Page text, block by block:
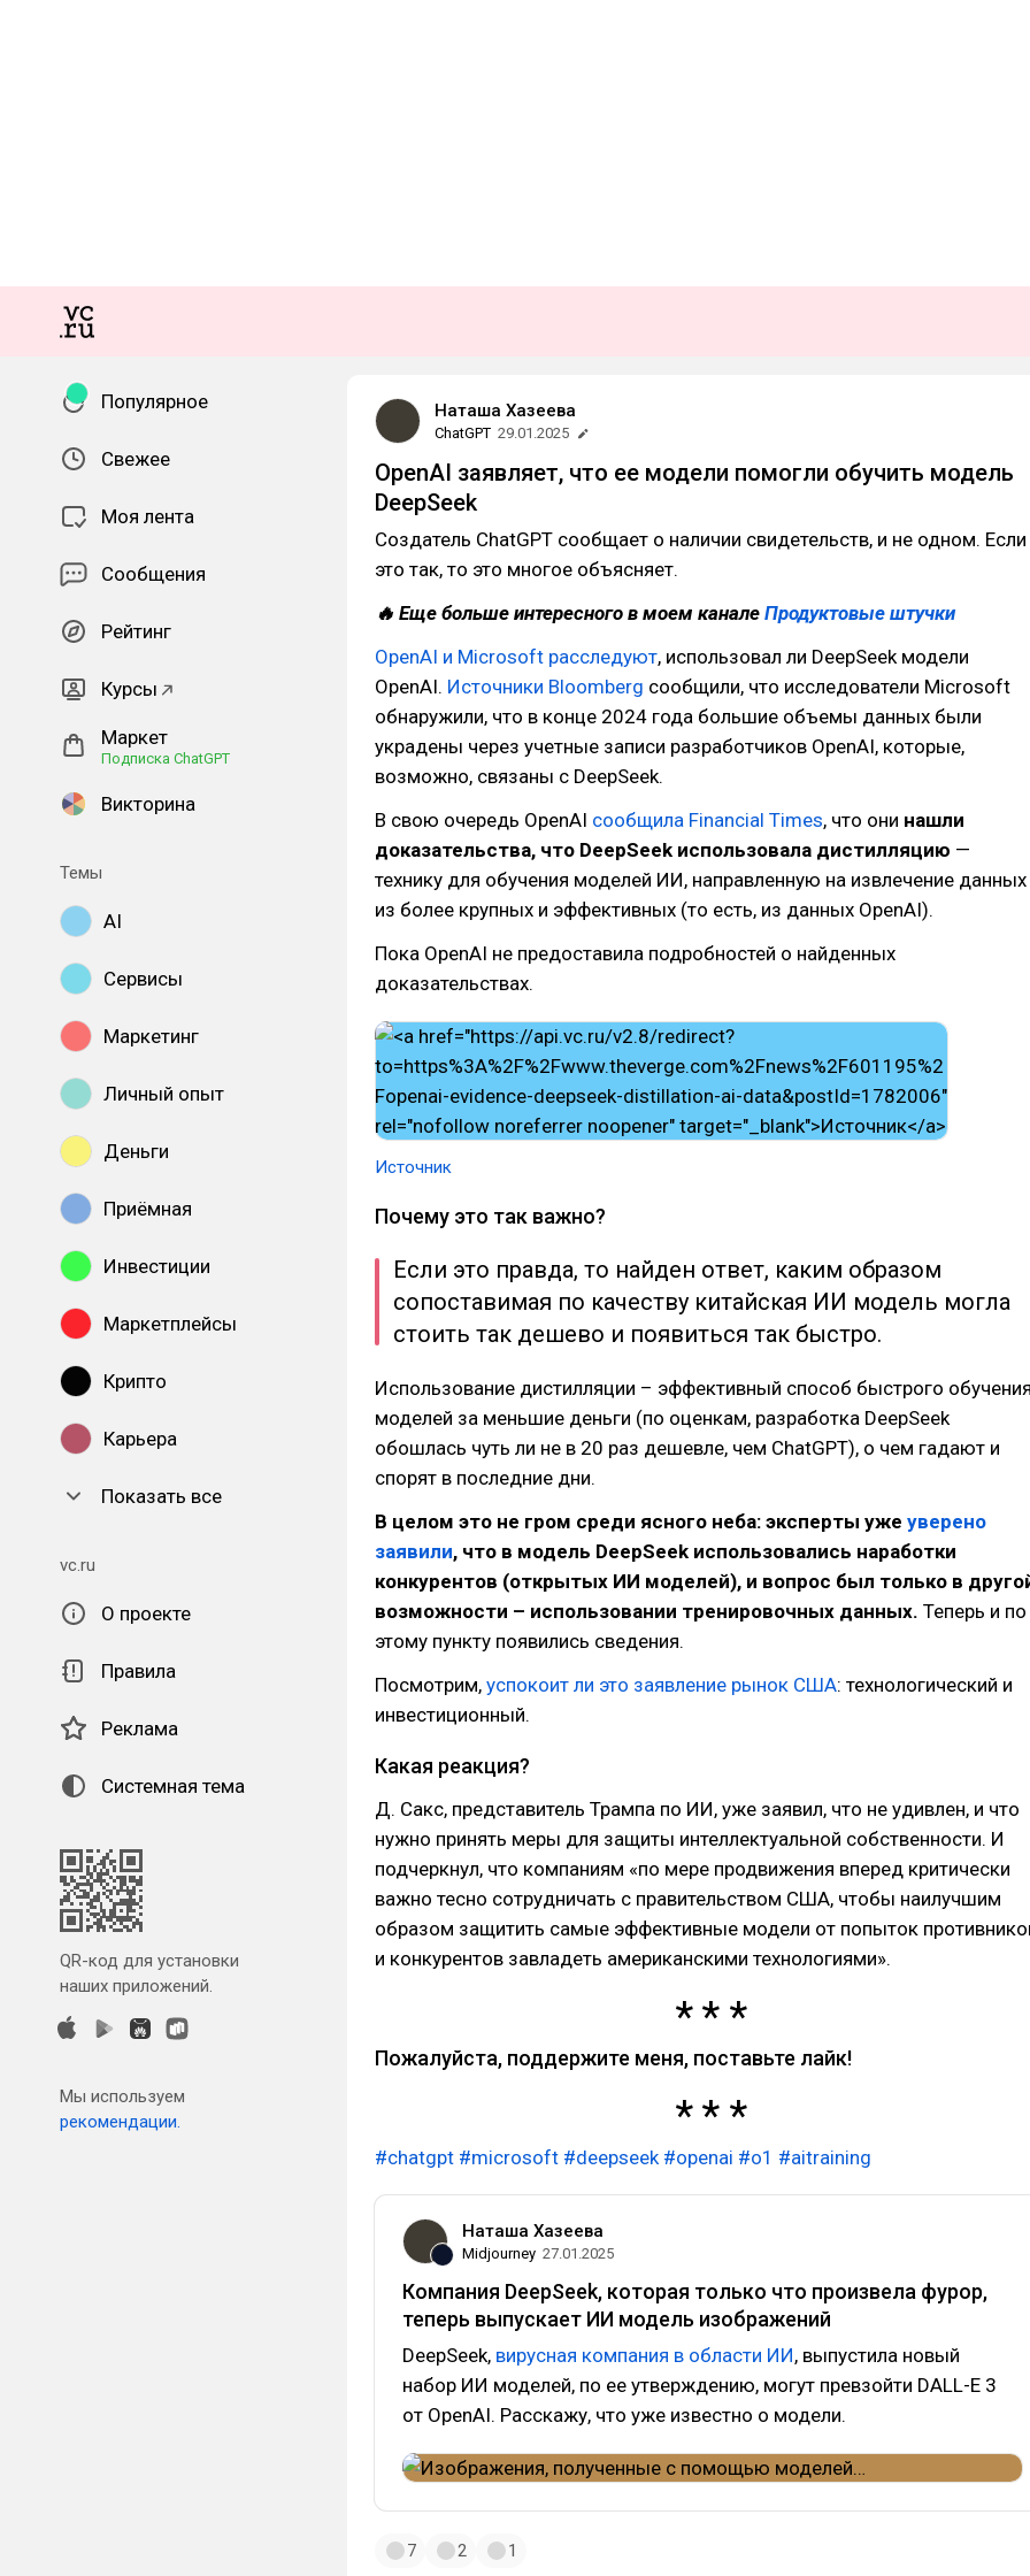
Популярное
Свежее
Моя лента
Сообщения
Рейтинг
Курсы
Маркет
Подписка ChatGPT
Викторина
Темы
AI
Сервисы
Маркетинг
Личный опыт
Деньги
Приёмная
Инвестиции
Маркетплейсы
Крипто
Карьера
Показать все
vc.ru
О проекте
Правила
Реклама
Системная тема
QR-код для установки
наших приложений.
Мы используем
рекомендации.
Наташа Хазеева
ChatGPT 29.01.2025
OpenAI заявляет, что ее модели помогли обучить модель
DeepSeek
Создатель ChatGPT сообщает о наличии свидетельств, и не одном. Если
это так, то это многое объясняет.
🔥 Еще больше интересного в моем канале Продуктовые штучки
OpenAI и Microsoft расследуют, использовал ли DeepSeek модели
OpenAI. Источники Bloomberg сообщили, что исследователи Microsoft
обнаружили, что в конце 2024 года большие объемы данных были
украдены через учетные записи разработчиков OpenAI, которые,
возможно, связаны с DeepSeek.
В свою очередь OpenAI сообщила Financial Times, что они нашли
доказательства, что DeepSeek использовала дистилляцию —
технику для обучения моделей ИИ, направленную на извлечение данных
из более крупных и эффективных (то есть, из данных OpenAI).
Пока OpenAI не предоставила подробностей о найденных
доказательствах.
Источник
Почему это так важно?
Если это правда, то найден ответ, каким образом
сопоставимая по качеству китайская ИИ модель могла
стоить так дешево и появиться так быстро.
Использование дистилляции – эффективный способ быстрого
моделей за меньшие деньги (по оценкам, разработка DeepSeek
обошлась чуть ли не в 20 раз дешевле, чем ChatGPT), о чем гадают и
спорят в последние дни.
В целом это не гром среди ясного неба: эксперты уже уверено
заявили, что в модель DeepSeek использовались наработки
конкурентов (открытых ИИ моделей), и вопрос был только в
возможности – использовании тренировочных данных. Теперь и по
этому пункту появились сведения.
Посмотрим, успокоит ли это заявление рынок США: технологический и
инвестиционный.
Какая реакция?
Д. Сакс, представитель Трампа по ИИ, уже заявил, что не удивлен, и что
нужно принять меры для защиты интеллектуальной собственности. И
подчеркнул, что компаниям «по мере продвижения вперед критически
важно тесно сотрудничать с правительством США, чтобы наилучшим
образом защитить самые эффективные модели от попыток
и конкурентов завладеть американскими технологиями».
Пожалуйста, поддержите меня, поставьте лайк!
#chatgpt #microsoft #deepseek #openai #o1 #aitraining
Наташа Хазеева
Midjourney 27.01.2025
Компания DeepSeek, которая только что произвела фурор,
теперь выпускает ИИ модель изображений
DeepSeek, вирусная компания в области ИИ, выпустила новый
набор ИИ моделей, по ее утверждению, могут превзойти DALL-E 3
от OpenAI. Расскажу, что уже известно о модели.
7 2 1